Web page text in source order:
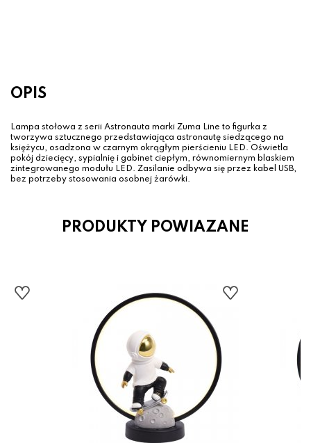
OPIS
Lampa stołowa z serii Astronauta marki Zuma Line to figurka z
tworzywa sztucznego przedstawiająca astronautę siedzącego na
księżycu, osadzona w czarnym okrągłym pierścieniu LED. Oświetla
pokój dziecięcy, sypialnię i gabinet ciepłym, równomiernym blaskiem
zintegrowanego modułu LED. Zasilanie odbywa się przez kabel USB,
bez potrzeby stosowania osobnej żarówki.
PRODUKTY POWIAZANE